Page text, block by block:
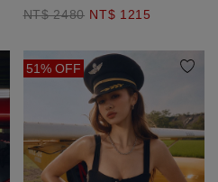
NT$ 2480 NT$ 1215
51% OFF